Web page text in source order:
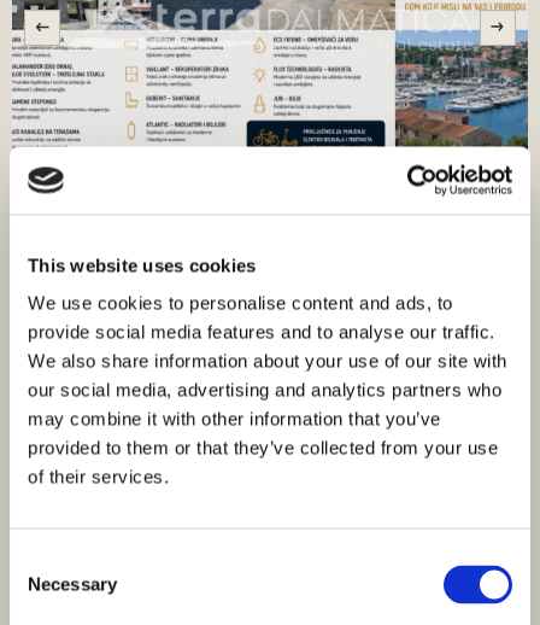
This website uses cookies
We use cookies to personalise content and ads, to
provide social media features and to analyse our traffic.
We also share information about your use of our site with
our social media, advertising and analytics partners who
may combine it with other information that you’ve
provided to them or that they’ve collected from your use
of their services.
Selection
Necessary
414.500,00 €
Maisonette-Wohnung in der Murterstraße – Neubau,
Garten und Terrasse
Jezera, Murter
Größe (m²) : 92 M²
Land (m²) : 51 M²
Zimmer : 2
Bäder : 3
Entfernung vom Meer : 330
M
liegt nur 500 Meter…